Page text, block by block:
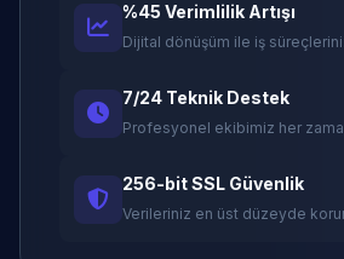
%45 Verimlilik Artışı
Dijital dönüşüm ile iş
7/24 Teknik Destek
Profesyonel ekibimiz her
256-bit SSL Güvenlik
Verileriniz en üst düzeyde